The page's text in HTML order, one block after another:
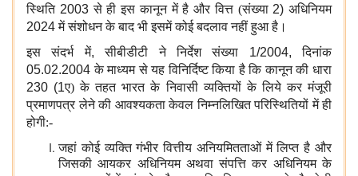
स्थिति 2003से ही इस कानून में है और वित्त (संख्या2) अधिनियम
2024में संशोधन के बाद भी इसमें कोई बदलाव नहीं हुआ है।
इस संदर्भ में,सीबीडीटी ने निर्देश संख्या 1/2004,दिनांक
05.02.2004के माध्यम से यह विनिर्दिष्ट किया है कि कानून की धारा
230 (1ए) के तहत भारत के निवासी व्यक्तियों के लिये कर मंजूरी
प्रमाणपत्र लेने की आवश्यकता केवल निम्नलिखित परिस्थितियों में ही
होगी:-
जहां कोई व्यक्ति गंभीर वित्तीय अनियमितताओं में लिप्त है और
जिसकी आयकर अधिनियम अथवा संपत्ति कर अधिनियम के